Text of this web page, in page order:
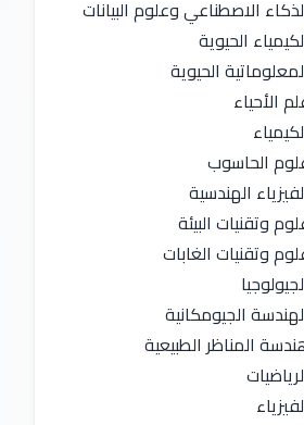
الاصطناعي وعلوم البيانات
الحيوية
الحيوية
الأحياء
الحاسوب
الهندسية
وتقنيات البيئة
وتقنيات الغابات
الجيومكانية
المناظر الطبيعية